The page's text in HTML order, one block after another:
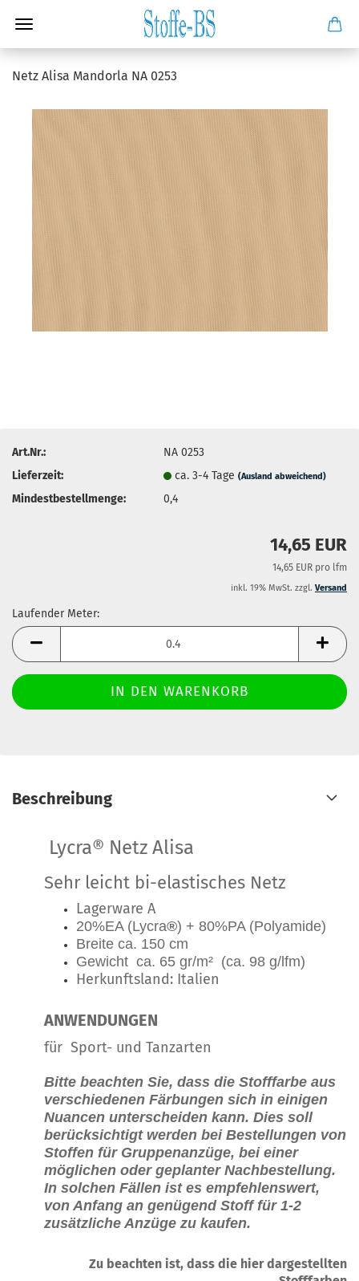
Netz Alisa Mandorla NA 0253
Art.Nr.:
NA 0253
Lieferzeit:
ca. 3-4 Tage(Ausland abweichend)
Mindestbestellmenge: 0,4
14,65 EUR
14,65 EUR pro lfm
inkl. 19% MwSt. zzgl. Versand
Laufender Meter:
Laufender
Meter
Beschreibung
Lycra® Netz Alisa
Sehr leicht bi-elastisches Netz
Lagerware A
20%EA (Lycra®) + 80%PA (Polyamide)
Breite ca. 150 cm
Gewicht ca. 65 gr/m² (ca. 98 g/lfm)
Herkunftsland: Italien
ANWENDUNGEN
für Sport- und Tanzarten
Bitte beachten Sie, dass die Stofffarbe aus
verschiedenen Färbungen sich in einigen
Nuancen unterscheiden kann. Dies soll
berücksichtigt werden bei Bestellungen von
Stoffen für Gruppenanzüge, bei einer
möglichen oder geplanter Nachbestellung.
In solchen Fällen ist es empfehlenswert,
von Anfang an genügend Stoff für 1-2
zusätzliche Anzüge zu kaufen.
Zu beachten ist, dass die hier dargestellten